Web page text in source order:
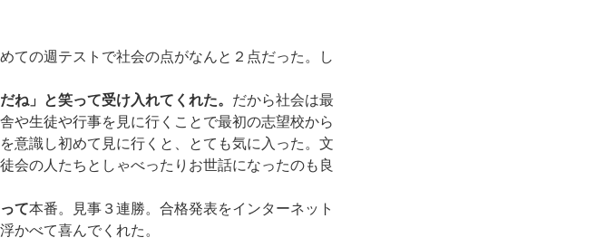
ての週テストで社会の点がなんと２点だった。し
ね」と笑って受け入れてくれた。 だから社会は最
や生徒や行事を見に行くことで最初の志望校から
意識し初めて見に行くと、とても気に入った。文
会の人たちとしゃべったりお世話になったのも良
て本番。見事３連勝。合格発表をインターネット
かべて喜んでくれた。